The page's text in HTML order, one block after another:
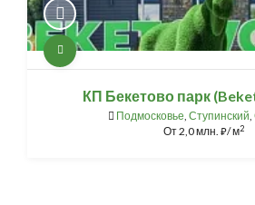
КП Бекетово парк
Подмосковье, Ступинский,
От2,0 млн. ⃏/ м2